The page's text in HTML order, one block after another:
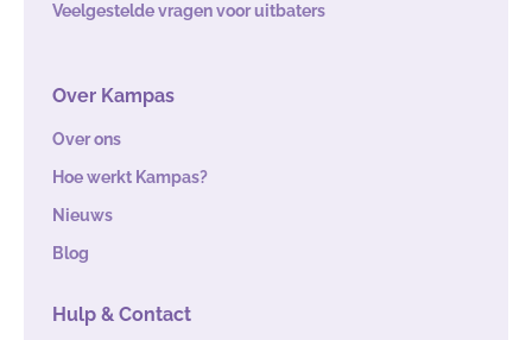
Veelgestelde vragen voor uitbaters
Over Kampas
Over ons
Hoe werkt Kampas?
Nieuws
Blog
Hulp & Contact